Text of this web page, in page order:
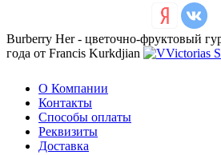
Burberry Her - цветочно-фруктовый
года от Francis Kurkdjian
О Компании
Контакты
Способы оплаты
Реквизиты
Доставка